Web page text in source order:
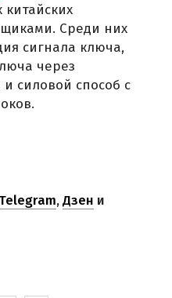
Среди них
сигнала ключа,
через
силовой способ с
Telegram,Дзен и